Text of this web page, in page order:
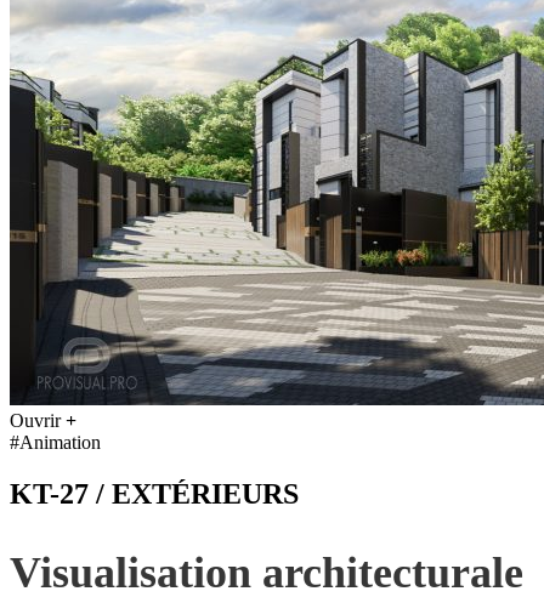
Ouvrir+
#Animation
KT-27 / EXTÉRIEURS
Visualisation architecturale